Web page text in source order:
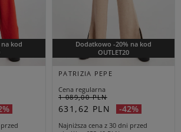
kod
Dodatkowo -20% na kod
OUTLET20
PATRIZIA PEPE
Cena regularna
1 089,00 PLN
631,62 PLN -42%
Najniższa cena z 30 dni przed